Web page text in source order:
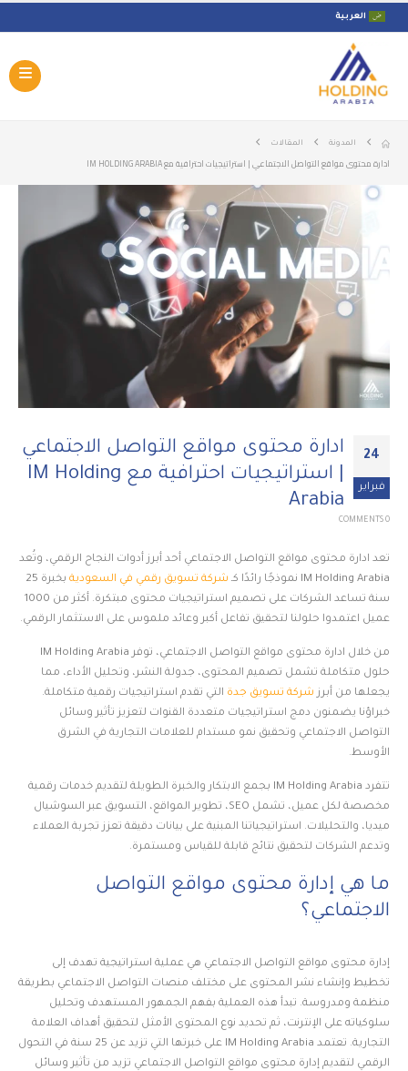
العربية
المدونة المقالات
ادارة محتوى مواقع التواصل الاجتماعي | استراتيجيات احترافية مع IM HOLDING ARABIA
24
فبراير
ادارة محتوى مواقع التواصل الاجتماعي
| استراتيجيات احترافية مع IM Holding
Arabia
0 COMMENTS
تعد ادارة محتوى مواقع التواصل الاجتماعي أحد أبرز أدوات النجاح الرقمي، وتُعد
IM Holding Arabia نموذجًا رائدًا كـ
شركة تسويق رقمي في السعودية
بخبرة 25
سنة تساعد الشركات على تصميم استراتيجيات محتوى مبتكرة. أكثر من 1000
عميل اعتمدوا حلولنا لتحقيق تفاعل أكبر وعائد ملموس على الاستثمار الرقمي.
من خلال ادارة محتوى مواقع التواصل الاجتماعي، توفر IM Holding Arabia
حلول متكاملة تشمل تصميم المحتوى، جدولة النشر، وتحليل الأداء، مما
يجعلها من أبرز شركة تسويق جدة التي تقدم استراتيجيات رقمية متكاملة.
خبراؤنا يضمنون دمج استراتيجيات متعددة القنوات لتعزيز تأثير وسائل
التواصل الاجتماعي وتحقيق نمو مستدام للعلامات التجارية في الشرق
الأوسط.
تتفرد IM Holding Arabia بجمع الابتكار والخبرة الطويلة لتقديم خدمات رقمية
مخصصة لكل عميل، تشمل SEO، تطوير المواقع، التسويق عبر السوشيال
ميديا، والتحليلات. استراتيجياتنا المبنية على بيانات دقيقة تعزز تجربة العملاء
وتدعم الشركات لتحقيق نتائج قابلة للقياس ومستمرة.
ما هي إدارة محتوى مواقع التواصل
الاجتماعي؟
إدارة محتوى مواقع التواصل الاجتماعي هي عملية استراتيجية تهدف إلى
تخطيط وإنشاء نشر المحتوى على مختلف منصات التواصل الاجتماعي بطريقة
منظمة ومدروسة. تبدأ هذه العملية بفهم الجمهور المستهدف وتحليل
سلوكياته على الإنترنت، ثم تحديد نوع المحتوى الأمثل لتحقيق أهداف العلامة
التجارية. تعتمد IM Holding Arabia على خبرتها التي تزيد عن 25 سنة في التحول
الرقمي لتقديم إدارة محتوى مواقع التواصل الاجتماعي تزيد من تأثير وسائل